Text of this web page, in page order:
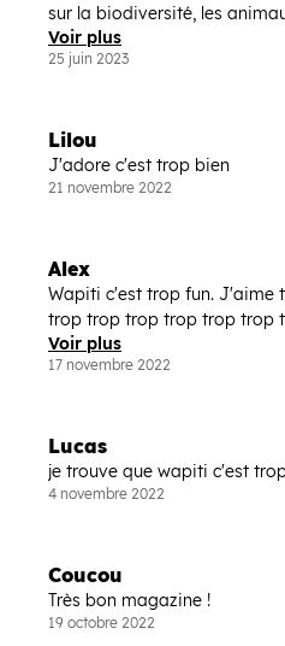
sur la biodiversité, les
Voir plus
25 juin 2023
Lilou
J'adore c'est trop bien
21 novembre 2022
Alex
Wapiti c'est trop fun.
trop trop trop trop trop trop
Voir plus
17 novembre 2022
Lucas
je trouve que wapiti c'est
4 novembre 2022
Coucou
Très bon magazine !
19 octobre 2022